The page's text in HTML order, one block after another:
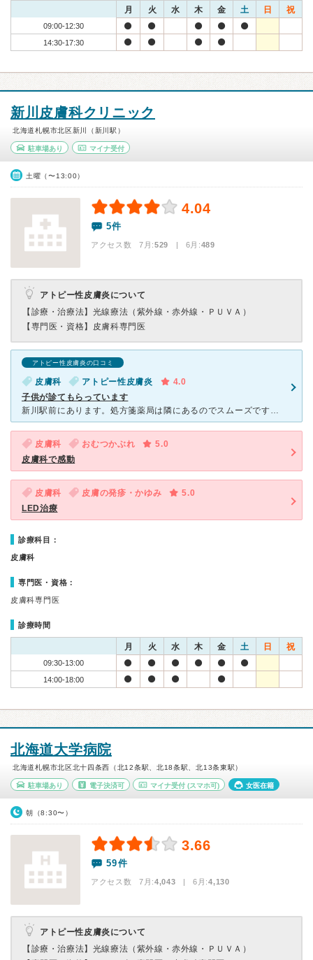
月 火 水 木 金 土 日 祝
09:00-12:30
14:30-17:30
新川皮膚科クリニック
北海道札幌市北区新川（新川駅）
駐車場あり マイナ受付
土曜（〜13:00）
4.04
5件
アクセス数 7月:529 | 6月:489
アトピー性皮膚炎について
【診療・治療法】 光線療法（紫外線・赤外線・ＰＵＶＡ）
【専門医・資格】 皮膚科専門医
アトピー性皮膚炎の口コミ
皮膚科 アトピー性皮膚炎
4.0
子供が診てもらっています
新川駅前にあります。処方箋薬局は隣にあるのでスムーズです。大変混雑するので、ウェブ予約開始時間にすぐ申し込んでも何十人待ちという表示が出ます。ただ待ち時間10分前までに行けばいいので混雑した空間にいな
皮膚科 おむつかぶれ
5.0
皮膚科で感動
皮膚科 皮膚の発疹・かゆみ
5.0
LED治療
診療科目：
皮膚科
専門医・資格：
皮膚科専門医
診療時間
月 火 水 木 金 土 日 祝
09:30-13:00
14:00-18:00
北海道大学病院
北海道札幌市北区北十四条西（北12条駅、北18条駅、北13条東駅）
駐車場あり 電子決済可 マイナ受付 (スマホ可) 女医在籍
朝（8:30〜）
3.66
59件
アクセス数 7月:4,043 | 6月:4,130
アトピー性皮膚炎について
【診療・治療法】 光線療法（紫外線・赤外線・ＰＵＶＡ）